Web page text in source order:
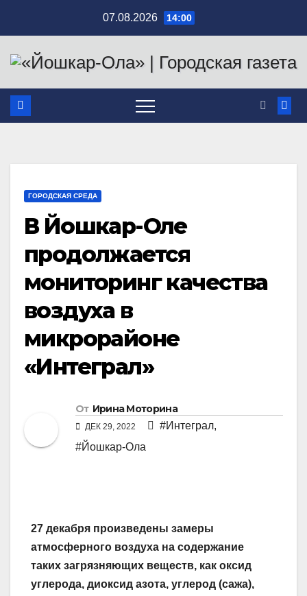
содержимому
07.08.2026 14:00
ГОРОДСКАЯ СРЕДА
В Йошкар-Оле
продолжается
мониторинг качества
воздуха в
микрорайоне
«Интеграл»
От Ирина Моторина
ДЕК 29, 2022 #Интеграл,
#Йошкар-Ола
27 декабря произведены замеры
атмосферного воздуха на содержание
таких загрязняющих веществ, как оксид
углерода, диоксид азота, углерод (сажа),